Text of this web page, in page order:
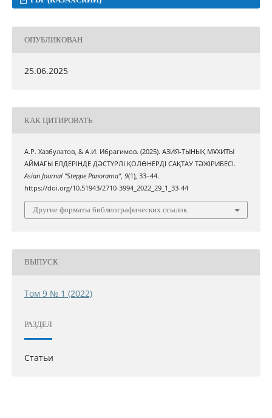
ОПУБЛИКОВАН
25.06.2025
КАК ЦИТИРОВАТЬ
А.Р. Хазбулатов, & А.И. Ибрагимов. (2025). АЗИЯ-ТЫНЫҚ МҰХИТЫ
АЙМАҒЫ ЕЛДЕРІНДЕ ДӘСТҮРЛІ ҚОЛӨНЕРДІ САҚТАУ ТӘЖІРИБЕСІ.
Asian Journal "Steppe Panorama", 9(1), 33–44.
https://doi.org/10.51943/2710-3994_2022_29_1_33-44
Другие форматы библиографических ссылок
ВЫПУСК
Том 9 № 1 (2022)
РАЗДЕЛ
Статьи